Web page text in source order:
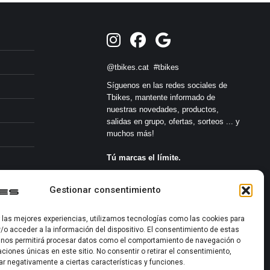
Gestionar consentimiento
las mejores experiencias, utilizamos tecnologías como las cookies para
o acceder a la información del dispositivo. El consentimiento de estas
permitirá procesar datos como el comportamiento de navegación o
únicas en este sitio. No consentir o retirar el consentimiento,
negativamente a ciertas características y funciones.
@tbikes.cat #tbikes
Síguenos en las redes sociales de
Tbikes, mantente informado de
nuestras novedades, productos,
salidas en grupo, ofertas, sorteos ... y
muchos más!
Tú marcas el límite.
2022-2026 ©